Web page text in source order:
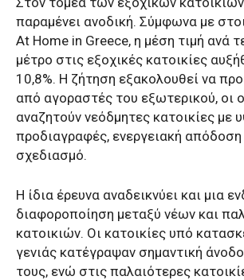
παραμένει ανοδική. Σύμφωνα με
At Home in Greece, η μέση τιμή ανά
μέτρο στις εξοχικές κατοικίες
10,8%. Η ζήτηση εξακολουθεί να
από αγοραστές του εξωτερικού, οι
αναζητούν νεόδμητες κατοικίες με
προδιαγραφές, ενεργειακή απόδοση
σχεδιασμό.
Η ίδια έρευνα αναδεικνύει και μια
διαφοροποίηση μεταξύ νέων και
κατοικιών. Οι κατοικίες υπό
γενιάς κατέγραψαν σημαντική
τους, ενώ στις παλαιότερες